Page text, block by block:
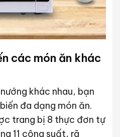
các món ăn khác
khác nhau, bạn
đa dạng món ăn.
trang bị 8 thực đơn tự
11 công suất, rã